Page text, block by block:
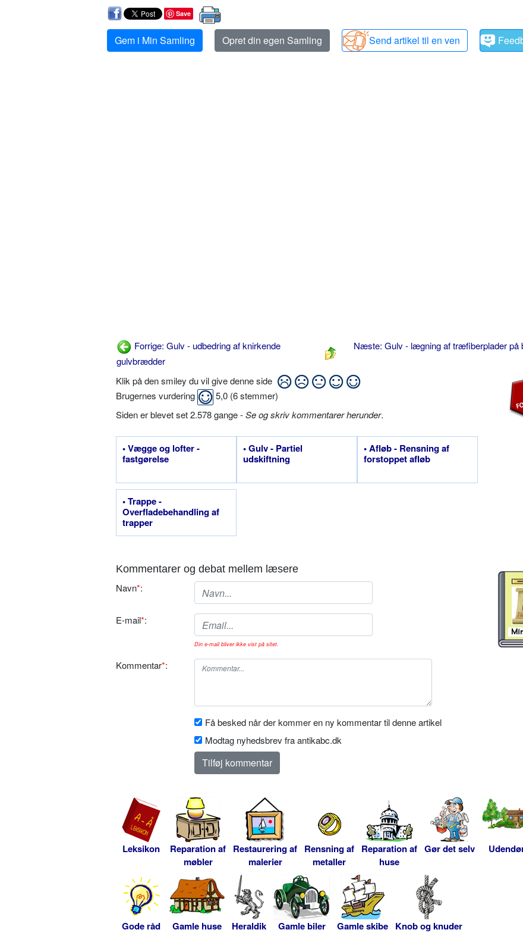
Save
Gem i Min Samling Opret din egen Samling Send artikel til en ven
Forrige: Gulv - udbedring af knirkende
gulvbrædder
Næste: Gulv - lægning af træfiberplader på
Klik på den smiley du vil give denne side
Brugernes vurdering
5,0 (6stemmer)
Siden er blevet set 2.578 gange -Se og skriv kommentarer herunder.
• Vægge og lofter -
fastgørelse
• Gulv - Partiel
udskiftning
• Afløb - Rensning af
forstoppet afløb
• Trappe -
Overfladebehandling af
trapper
Kommentarer og debat mellem læsere
Navn*:
E-mail*:
Din e-mail bliver ikke vist på sitet.
Kommentar*:
Få besked når der kommer en ny kommentar til denne artikel
Modtag nyhedsbrev fra antikabc.dk
Leksikon
Reparation af
møbler
Restaurering af
malerier
Rensning af
metaller
Reparation af
huse
Gør det selv
Gode råd Gamle huse Heraldik Gamle biler Gamle skibe Knob og knuder